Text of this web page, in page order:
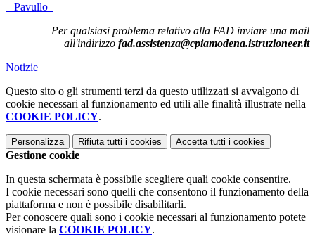
Pavullo
Per qualsiasi problema relativo alla FAD inviare una mail
all'indirizzo fad.assistenza@cpiamodena.istruzioneer.it
Notizie
Questo sito o gli strumenti terzi da questo utilizzati si avvalgono di
cookie necessari al funzionamento ed utili alle finalità illustrate nella
COOKIE POLICY.
Personalizza Rifiuta tutti i cookies Accetta tutti i cookies
Gestione cookie
In questa schermata è possibile scegliere quali cookie consentire.
I cookie necessari sono quelli che consentono il funzionamento della
piattaforma e non è possibile disabilitarli.
Per conoscere quali sono i cookie necessari al funzionamento potete
visionare la COOKIE POLICY.